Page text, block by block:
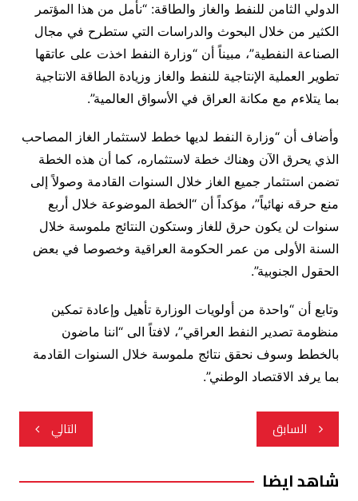
الدولي الثامن للنفط والغاز والطاقة: “نأمل من هذا المؤتمر
الكثير من خلال البحوث والدراسات التي ستطرح في مجال
الصناعة النفطية”، مبيناً أن “وزارة النفط اخذت على عاتقها
تطوير العملية الإنتاجية للنفط والغاز وزيادة الطاقة الانتاجية
بما يتلاءم مع مكانة العراق في الأسواق العالمية”.
وأضاف أن “وزارة النفط لديها خطط لاستثمار الغاز المصاحب
الذي يحرق الآن وهناك خطة لاستثماره، كما أن هذه الخطة
تضمن استثمار جميع الغاز خلال السنوات القادمة وصولاً إلى
منع حرقه نهائياً”، مؤكداً أن “الخطة الموضوعة خلال أربع
سنوات لن يكون حرق للغاز وستكون النتائج ملموسة خلال
السنة الأولى من عمر الحكومة العراقية وخصوصا في بعض
الحقول الجنوبية”.
وتابع أن “واحدة من أولويات الوزارة تأهيل وإعادة تمكين
منظومة تصدير النفط العراقي”، لافتاً الى “اننا ماضون
بالخطط وسوف نحقق نتائج ملموسة خلال السنوات القادمة
بما يرفد الاقتصاد الوطني”.
تصفّح
المقالات
السابق التالي
شاهد ايضا